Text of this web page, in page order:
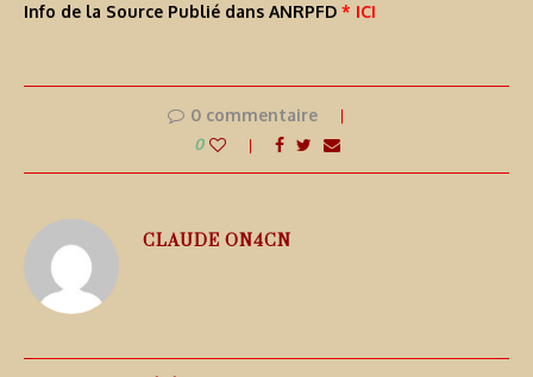
Info de la Source Publié dans ANRPFD * ICI
0 commentaire
0
CLAUDE ON4CN